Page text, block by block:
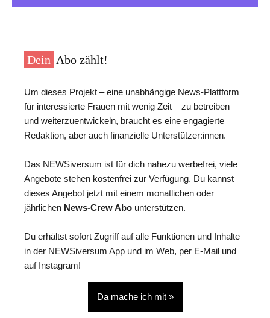
Dein Abo zählt!
Um dieses Projekt – eine unabhängige News-Plattform
für interessierte Frauen mit wenig Zeit – zu betreiben
und weiterzuentwickeln, braucht es eine engagierte
Redaktion, aber auch finanzielle Unterstützer:innen.
Das NEWSiversum ist für dich nahezu werbefrei, viele
Angebote stehen kostenfrei zur Verfügung. Du kannst
dieses Angebot jetzt mit einem monatlichen oder
jährlichen News-Crew Abo unterstützen.
Du erhältst sofort Zugriff auf alle Funktionen und Inhalte
in der NEWSiversum App und im Web, per E-Mail und
auf Instagram!
Da mache ich mit »